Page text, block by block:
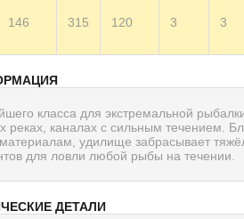
146 315 120 3 3
класса для экстремальной
реках, каналах с сильным течением.
удилище забрасывает
для ловли любой рыбы на течении.
ДЕТАЛИ